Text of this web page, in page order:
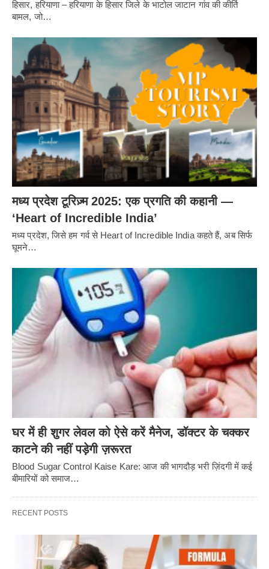
हिसार, हरियाणा – हरियाणा के हिसार जिले के भाटोल जाटान गांव की कीर्ति
बामल, जो…
मध्य प्रदेश टूरिज़्म 2025: एक प्रगति की कहानी —
‘Heart of Incredible India’
मध्य प्रदेश, जिसे हम गर्व से Heart of Incredible India कहते हैं, अब सिर्फ
घूमने…
घर में ही शुगर लेवल को ऐसे करें मैनेज, डॉक्टर के चक्कर
काटने की नहीं पड़ेगी ज़रूरत
Blood Sugar Control Kaise Kare: आज की भागदौड़ भरी ज़िंदगी में कई
बीमारियों को समाज…
RECENT POSTS